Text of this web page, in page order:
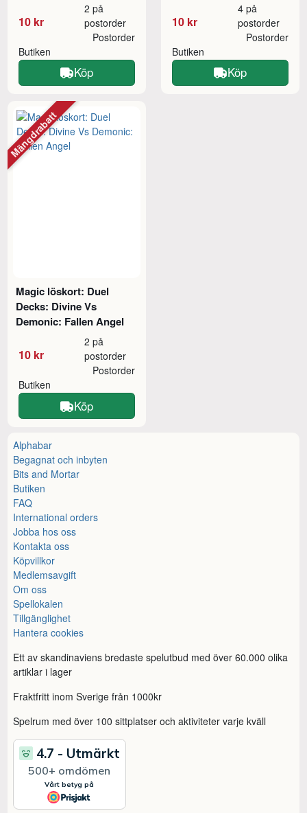
10 kr
2 på
postorder
Butiken
Postorder
Köp
10 kr
4 på
postorder
Butiken
Postorder
Köp
Magic löskort: Duel
Decks: Divine Vs
Demonic: Fallen Angel
10 kr
2 på
postorder
Butiken
Postorder
Köp
Mängdrabatt
Alphabar
Begagnat och inbyten
Bits and Mortar
Butiken
FAQ
International orders
Jobba hos oss
Kontakta oss
Köpvillkor
Medlemsavgift
Om oss
Spellokalen
Tillgänglighet
Hantera cookies
Ett av skandinaviens bredaste spelutbud med över 60.000 olika
artiklar i lager
Fraktfritt inom Sverige från 1000kr
Spelrum med över 100 sittplatser och aktiviteter varje kväll